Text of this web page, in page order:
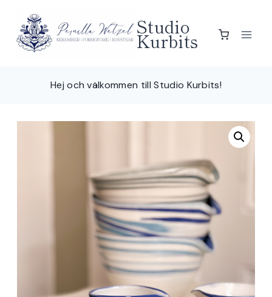
content
Studio
Kurbits
Hej och välkommen till Studio Kurbits!